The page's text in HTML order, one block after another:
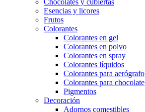
Chocolates y cubiertas
Esencias y licores
Frutos
Colorantes
Colorantes en gel
Colorantes en polvo
Colorantes en spray
Colorantes líquidos
Colorantes para aerógrafo
Colorantes para chocolate
Pigmentos
Decoración
Adornos comestibles